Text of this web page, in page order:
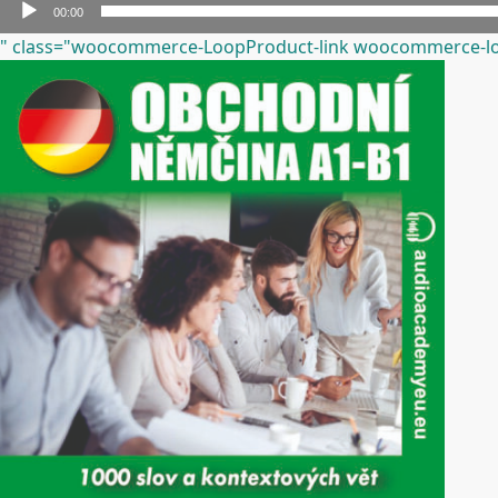
přehrávač
00:00
" class="woocommerce-LoopProduct-link woocommerce-